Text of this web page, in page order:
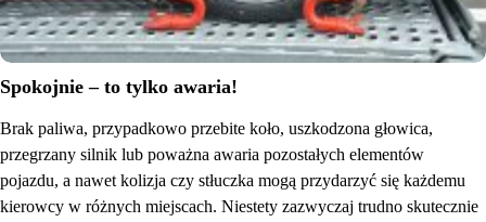
Spokojnie – to tylko awaria!
Brak paliwa, przypadkowo przebite koło, uszkodzona głowica,
przegrzany silnik lub poważna awaria pozostałych elementów
pojazdu, a nawet kolizja czy stłuczka mogą przydarzyć się każdemu
kierowcy w różnych miejscach. Niestety zazwyczaj trudno skutecznie